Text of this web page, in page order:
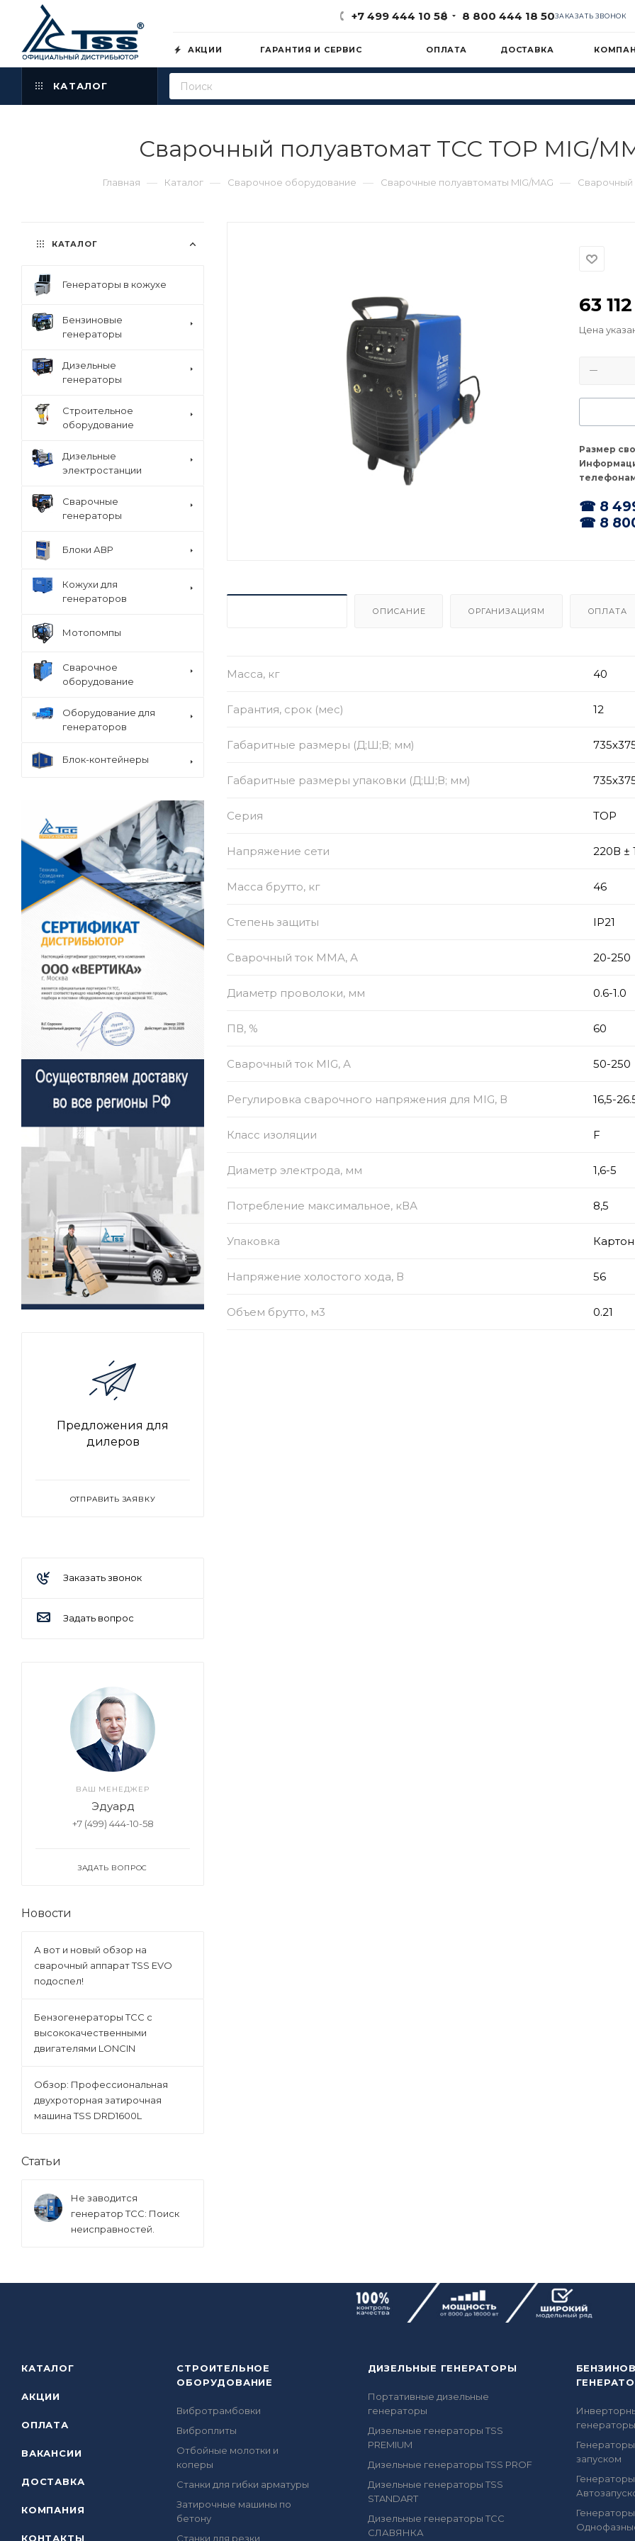
+7 499 444 10 58 8 800 444 18 50ЗАКАЗАТЬ ЗВОНОК
АКЦИИ ГАРАНТИЯ И СЕРВИС ОПЛАТА ДОСТАВКА
КАТАЛОГ
Сварочный полуавтомат ТСС TOP MIG/
Главная — Каталог — Сварочное оборудование — Сварочные полуавтоматы MIG/MAG — Сварочный
63 112
Цена
Размер
☎ 8
☎ 8
ОПИСАНИЕ ОРГАНИЗАЦИЯМ ОПЛАТА
Масса, кг 40
Гарантия, срок (мес) 12
Габаритные размеры (Д;Ш;В; мм)
Габаритные размеры упаковки (Д;Ш;В; мм)
Серия TOP
Напряжение сети 220В ±
Масса брутто, кг 46
Степень защиты IP21
Сварочный ток ММА, А 20-250
Диаметр проволоки, мм 0.6-1.0
ПВ, % 60
Сварочный ток MIG, А 50-250
Регулировка сварочного напряжения для MIG, В 16,5-
Класс изоляции F
Диаметр электрода, мм 1,6-5
Потребление максимальное, кВА 8,5
Упаковка Картон
Напряжение холостого хода, В 56
Объем брутто, м3 0.21
КАТАЛОГ
Генераторы в кожухе
Бензиновые
генераторы
Дизельные
генераторы
Строительное
оборудование
Дизельные
электростанции
Сварочные
генераторы
Блоки АВР
Кожухи для
генераторов
Мотопомпы
Сварочное
оборудование
Оборудование для
генераторов
Блок-контейнеры
Предложения для
дилеров
ОТПРАВИТЬ ЗАЯВКУ
Заказать звонок
Задать вопрос
ВАШ МЕНЕДЖЕР
Эдуард
+7 (499) 444-10-58
ЗАДАТЬ ВОПРОС
Новости
А вот и новый обзор на
сварочный аппарат TSS EVO
подоспел!
Бензогенераторы ТСС с
высококачественными
двигателями LONCIN
Обзор: Профессиональная
двухроторная затирочная
машина TSS DRD1600L
Статьи
Не заводится
генератор ТСС: Поиск
неисправностей.
КАТАЛОГ
АКЦИИ
ОПЛАТА
ВАКАНСИИ
ДОСТАВКА
КОМПАНИЯ
КОНТАКТЫ
СТРОИТЕЛЬНОЕ
ОБОРУДОВАНИЕ
Вибротрамбовки
Виброплиты
Отбойные молотки и
коперы
Станки для гибки арматуры
Затирочные машины по
бетону
Станки для резки
ДИЗЕЛЬНЫЕ ГЕНЕРАТОРЫ
Портативные дизельные
генераторы
Дизельные генераторы TSS
PREMIUM
Дизельные генераторы TSS PROF
Дизельные генераторы TSS
STANDART
Дизельные генераторы ТСС
СЛАВЯНКА
генераторы
запуском
Генераторы